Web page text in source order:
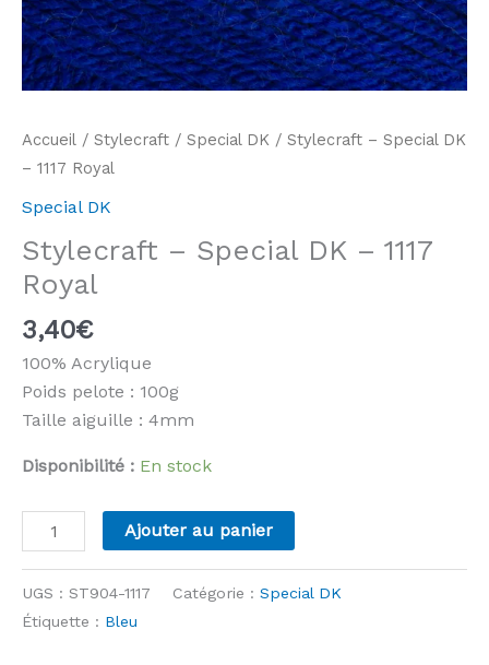
Accueil / Stylecraft / Special DK / Stylecraft – Special DK
– 1117 Royal
Special DK
Stylecraft – Special DK – 1117
Royal
3,40€
100% Acrylique
Poids pelote : 100g
Taille aiguille : 4mm
Disponibilité : En stock
quantité
de
-
Special
Ajouter au panier
UGS : ST904-1117 Catégorie : Special DK
Étiquette : Bleu